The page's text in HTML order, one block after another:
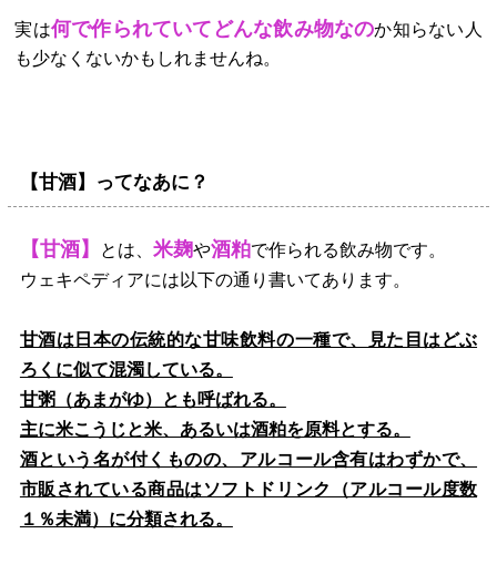
実は何で作られていてどんな飲み物なのか知らない人
も少なくないかもしれませんね。
【甘酒】ってなあに？
【甘酒】 とは、 米麹や酒粕で作られる飲み物です。
ウェキペディアには以下の通り書いてあります。
甘酒は日本の伝統的な甘味飲料の一種で、見た目はどぶ
ろくに似て混濁している。
甘粥（あまがゆ）とも呼ばれる。
主に米こうじと米、あるいは酒粕を原料とする。
酒という名が付くものの、アルコール含有はわずかで、
市販されている商品はソフトドリンク（アルコール度数
１％未満）に分類される。